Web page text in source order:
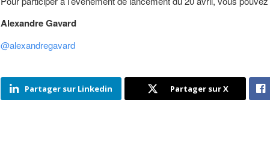
Alexandre Gavard
@alexandregavard
Partager sur Linkedin Partager sur X